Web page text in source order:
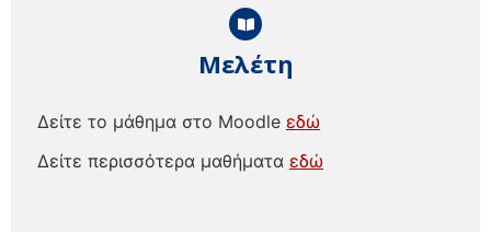
Μελέτη
Δείτε το μάθημα στο Moodle εδώ
Δείτε περισσότερα μαθήματα εδώ